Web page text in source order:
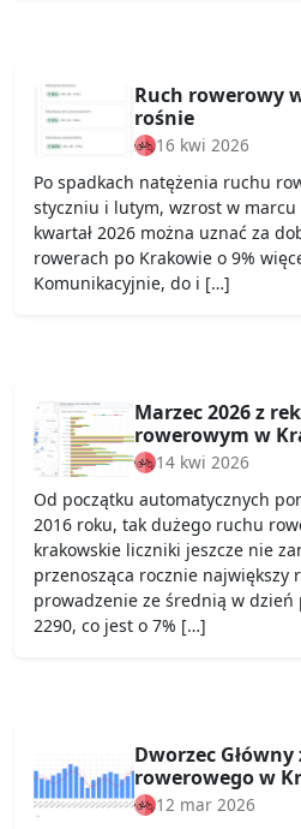
Ruch rowerowy
rośnie
16 kwi 2026
Po spadkach natężenia ruchu
styczniu i lutym, wzrost w marcu
kwartał 2026 można uznać za
rowerach po Krakowie o 9%
Komunikacyjnie, do i […]
Marzec 2026 z
rowerowym w
14 kwi 2026
Od początku automatycznych
2016 roku, tak dużego ruchu
krakowskie liczniki jeszcze nie
przenosząca rocznie największy
prowadzenie ze średnią w dzień
2290, co jest o 7% […]
Dworzec
rowerowego w
12 mar 2026